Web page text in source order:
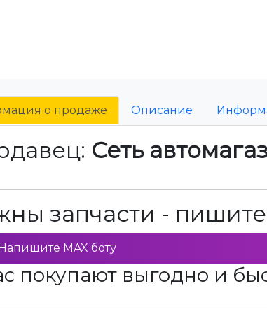
о продаже Описание
Сеть
запчасти - пишите
MAX боту
покупают выгодно и